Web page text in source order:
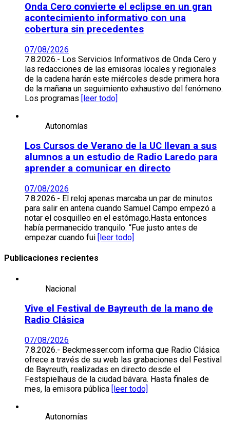
Onda Cero convierte el eclipse en un gran
acontecimiento informativo con una
cobertura sin precedentes
07/08/2026
7.8.2026.- Los Servicios Informativos de Onda Cero y
las redacciones de las emisoras locales y regionales
de la cadena harán este miércoles desde primera hora
de la mañana un seguimiento exhaustivo del fenómeno.
Los programas [leer todo]
Autonomías
Los Cursos de Verano de la UC llevan a sus
alumnos a un estudio de Radio Laredo para
aprender a comunicar en directo
07/08/2026
7.8.2026.- El reloj apenas marcaba un par de minutos
para salir en antena cuando Samuel Campo empezó a
notar el cosquilleo en el estómago.Hasta entonces
había permanecido tranquilo. “Fue justo antes de
empezar cuando fui [leer todo]
Publicaciones recientes
Nacional
Vive el Festival de Bayreuth de la mano de
Radio Clásica
07/08/2026
7.8.2026.- Beckmesser.com informa que Radio Clásica
ofrece a través de su web las grabaciones del Festival
de Bayreuth, realizadas en directo desde el
Festspielhaus de la ciudad bávara. Hasta finales de
mes, la emisora pública [leer todo]
Autonomías